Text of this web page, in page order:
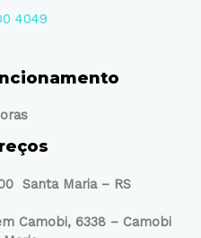
4049
Santa Maria – RS
Camobi, 6338 – Camobi